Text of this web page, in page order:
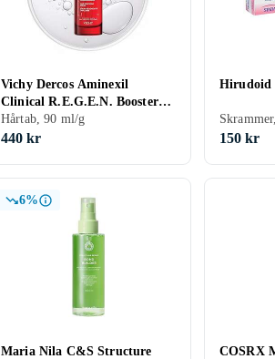
Vichy Dercos Aminexil
Clinical R.E.G.E.N. Booster
90ml
Hårtab, 90 ml/g
440 kr
Hirudoid
150 kr
6%
Maria Nila C&S Structure
COSRX